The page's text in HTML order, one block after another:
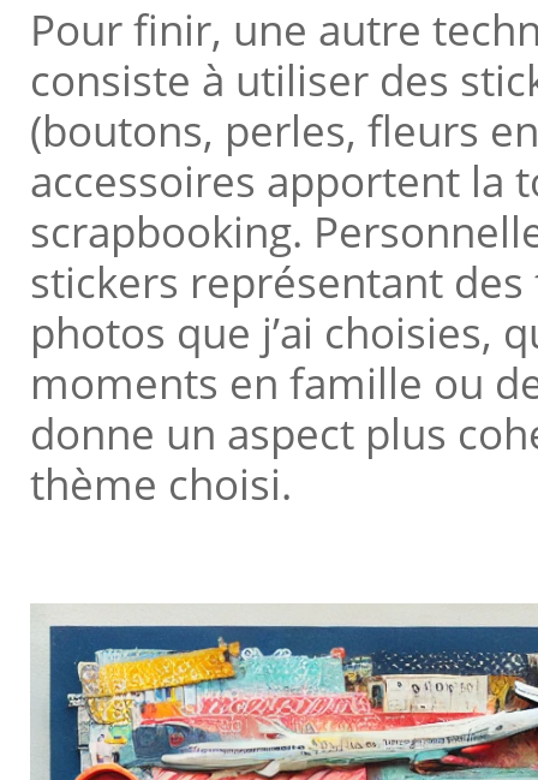
Pour finir, une autre
consiste à utiliser des
(boutons, perles, fleurs
accessoires apportent la
scrapbooking.
stickers représentant
photos que j’ai choisies,
moments en famille ou
donne un aspect plus
thème choisi.